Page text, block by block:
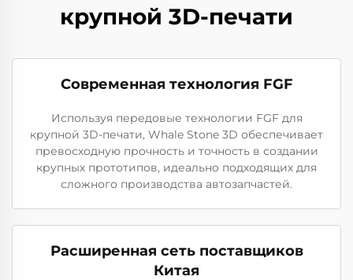
крупной 3D-печати
Современная технология FGF
Используя передовые технологии FGF для
крупной 3D-печати, Whale Stone 3D обеспечивает
превосходную прочность и точность в создании
крупных прототипов, идеально подходящих для
сложного производства автозапчастей.
Расширенная сеть поставщиков
Китая